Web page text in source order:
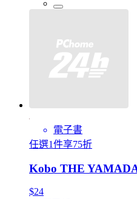
電子書
任選1件享75折
Kobo THE
$24